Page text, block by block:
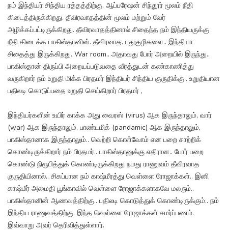
நம் இந்தியர் சிந்திய ரத்தத்திற்கு, ஆப்பரேஷன் சிந்தூர் மூலம் நீதி
கிடைத்திருக்கிறது. தீவிரவாதத்தின் மூலம் மற்றும் வேர்
அழிக்கப்பட்டிருக்கிறது. தீவிரவாதத்தினால் சிதைந்த நம் இந்தியருக்கு
நீதி கிடைக்க பாகிஸ்தானின். தீவிரவாத. பதுகுழிகளை.. இந்தியா
சிதைத்து இருக்கிறது. War room.. அதாவது போர் அறையில் இருந்து..
பாகிஸ்தான் திருப்பி அறையப்படுவதை வீரத்துடன் கண்காணித்து
வருகிறார் நம் உறுதி மிக்க பிரதமர் இந்தியர் சிந்திய குருதிக்கு.. உறுதியான
பதிலடி கொடுப்பதை உறுதி செய்கிறார் பிரதமர் ,
இந்தியர்களின் உயிர் காக்க அது வைரஸ் (virus) ஆக இருந்தாலும், வார்
(war) ஆக இருந்தாலும், பாண்டமிக் (pandamic) ஆக இருந்தாலும்,
பாகிஸ்தானாக இருந்தாலும்.. வெற்றி கொள்வோம் என பறை சாற்றிக்
கொண்டிருக்கிறார் நம் பிரதமர்.. பாகிஸ்தானுக்கு எதிரான.. போர் பறை
கொண்டு நிரூபித்துக் கொண்டிருக்கிறது நமது ராணுவம் தீவிரவாத
குருதியினால்.. சிகப்பான நம் காஷ்மீரத்து வெள்ளை ரோஜாக்கள்.. இனி
காஷ்மீர் அமைதி பூங்காவில் வெள்ளை ரோஜாக்களாகவே மலரும்..
பாகிஸ்தானின் ஆணவத்திற்கு.. பதிலடி கொடுத்துக் கொண்டிருக்கும்.. நம்
இந்திய ராணுவத்திற்கு. இந்த வெள்ளை ரோஜாக்கள் சமர்ப்பணம்.
இவ்வாறு அவர் தெரிவித்துள்ளார்.